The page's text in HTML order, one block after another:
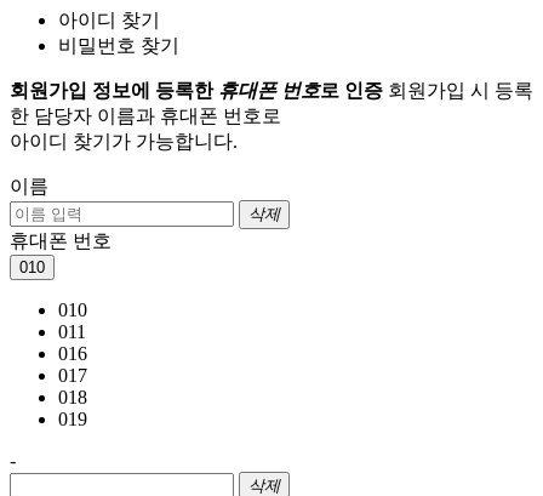
아이디 찾기
비밀번호 찾기
회원가입 정보에 등록한 휴대폰 번호로 인증 회원가입 시 등록
한 담당자 이름과 휴대폰 번호로
아이디 찾기가 가능합니다.
이름
삭제
휴대폰 번호
010
010
011
016
017
018
019
-
삭제